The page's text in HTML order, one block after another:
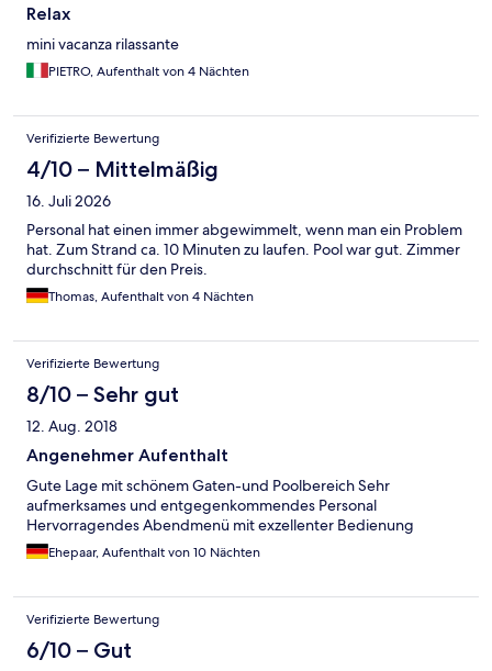
Relax
mini vacanza rilassante
PIETRO, Aufenthalt von 4 Nächten
Verifizierte Bewertung
4/10 – Mittelmäßig
16. Juli 2026
Personal hat einen immer abgewimmelt, wenn man ein Problem
hat. Zum Strand ca. 10 Minuten zu laufen. Pool war gut. Zimmer
durchschnitt für den Preis.
Thomas, Aufenthalt von 4 Nächten
Verifizierte Bewertung
8/10 – Sehr gut
12. Aug. 2018
Angenehmer Aufenthalt
Gute Lage mit schönem Gaten-und Poolbereich Sehr
aufmerksames und entgegenkommendes Personal
Hervorragendes Abendmenü mit exzellenter Bedienung
Ehepaar, Aufenthalt von 10 Nächten
Verifizierte Bewertung
6/10 – Gut